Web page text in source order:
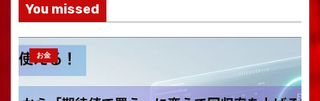
You missed
お金